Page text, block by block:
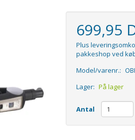
699,95
Plus
pakkeshop ved
Model/varenr.:
Lager: På lager
Antal